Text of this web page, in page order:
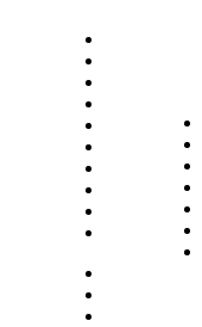
Arte y vino
Sudamerica